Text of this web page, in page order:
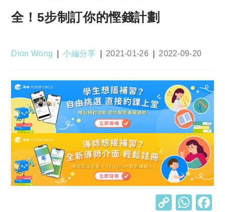
全！5步制訂你的慳錢計劃
Post
Dion Wong
Post
小編分享
Post
2021-01-26
Post
2022-09-20
C W